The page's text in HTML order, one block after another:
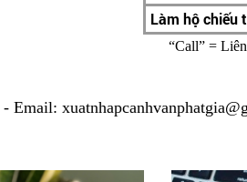
Làm hộ chiếu
“Call” =
- Email: